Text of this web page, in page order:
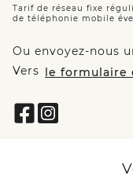
Tarif de réseau fixe
de téléphonie mobile
Ou envoyez-nous
Vers le formulaire